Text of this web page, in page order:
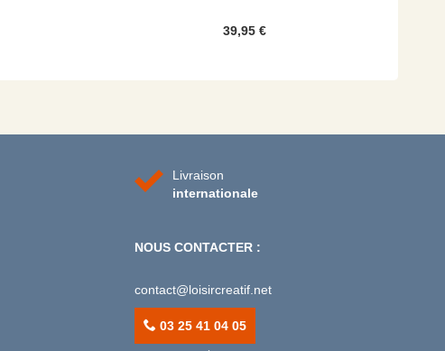
39,95 €
Livraison
internationale
NOUS CONTACTER :
contact@loisircreatif.net
03 25 41 04 05